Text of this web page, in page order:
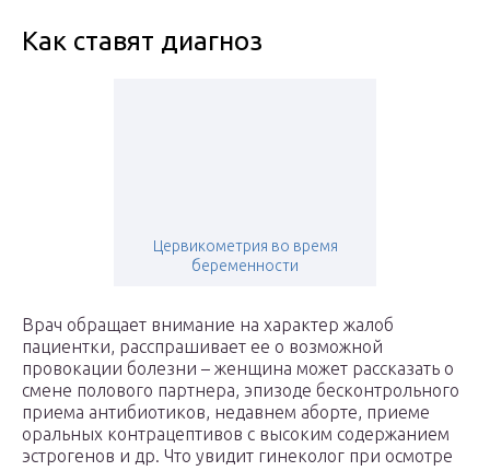
Как ставят диагноз
Цервикометрия во время
беременности
Врач обращает внимание на характер жалоб
пациентки, расспрашивает ее о возможной
провокации болезни – женщина может рассказать о
смене полового партнера, эпизоде бесконтрольного
приема антибиотиков, недавнем аборте, приеме
оральных контрацептивов с высоким содержанием
эстрогенов и др. Что увидит гинеколог при осмотре